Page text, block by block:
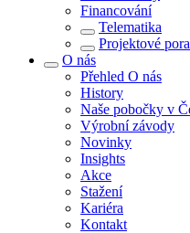
Financování
Telematika
Projektové
O nás
Přehled O nás
History
Naše pobočky v
Výrobní závody
Novinky
Insights
Akce
Stažení
Kariéra
Kontakt